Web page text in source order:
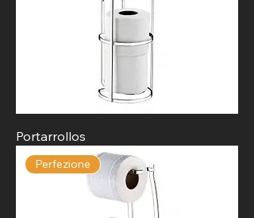
Portarrollos
Perfezione